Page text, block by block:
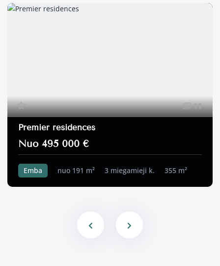
11
Premier residences
Nuo 495 000 €
Emba nuo 191 m² 3 miegamieji k. 355 m²